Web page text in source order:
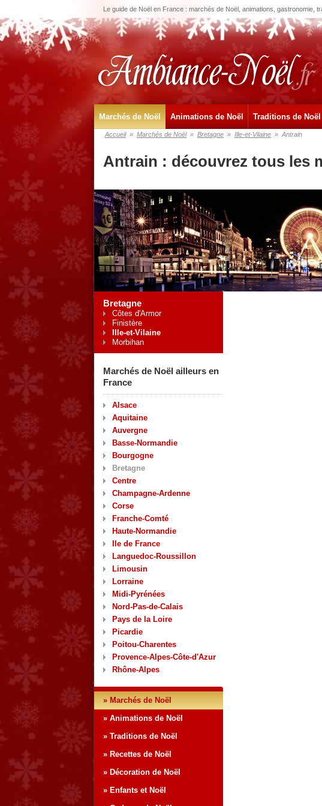
Le guide de Noël en France : marchés de Noël, animations, gastronomie,
Marchés de Noël Animations de Noël Traditions de Noël
Accueil » Marchés de Noël » Bretagne » Ille-et-Vilaine » Antrain
Antrain : découvrez tous les
Bretagne
Côtes d'Armor
Finistère
Ille-et-Vilaine
Morbihan
Marchés de Noël ailleurs en
France
Alsace
Aquitaine
Auvergne
Basse-Normandie
Bourgogne
Bretagne
Centre
Champagne-Ardenne
Corse
Franche-Comté
Haute-Normandie
Ile de France
Languedoc-Roussillon
Limousin
Lorraine
Midi-Pyrénées
Nord-Pas-de-Calais
Pays de la Loire
Picardie
Poitou-Charentes
Provence-Alpes-Côte-d'Azur
Rhône-Alpes
» Marchés de Noël
» Animations de Noël
» Traditions de Noël
» Recettes de Noël
» Décoration de Noël
» Enfants et Noël